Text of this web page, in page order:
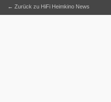
← Zurück zu HiFi Heimkino News